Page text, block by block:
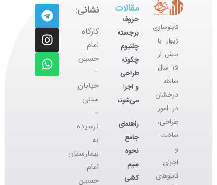
تابلوسازی
ژیوار با
بیش از
۱۵ سال
سابقه
درخشان
در امور
طراحی،
ساخت
و
اجرای
تابلوهای
مقالات
حروف
برجسته
چلنیوم
چگونه
طراحی
و اجرا
می‌شوند؟
راهنمای
جامع
نحوه
سیم
کشی
نشانی:
کارگاه
‌امام
حسین
–
خیابان
مدنی
–
نرسیده
به
بیمارستان
امام
حسین